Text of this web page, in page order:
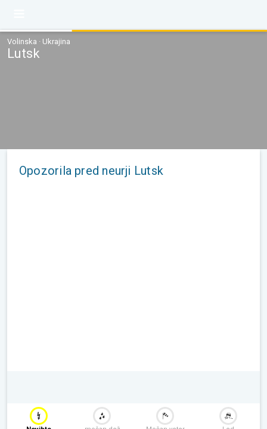
Volinska · Ukrajina
Lutsk
Opozorila pred neurji Lutsk